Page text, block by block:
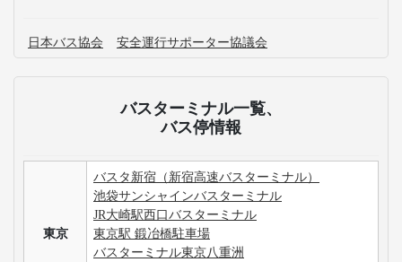
日本バス協会 安全運行サポーター協議会
バスターミナル一覧、
バス停情報
東京
バスタ新宿（新宿高速バスターミナル）
池袋サンシャインバスターミナル
JR大崎駅西口バスターミナル
東京駅 鍛冶橋駐車場
バスターミナル東京八重洲